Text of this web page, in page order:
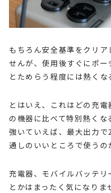
もちろん安全基準をクリ
せんが、使用後すぐにポ
とためらう程度には熱くな
とはいえ、これはどの充
の機器に比べて特別熱くな
強いていえば、最大出力
通しのいいところで使うの
充電器、モバイルバッテ
とかはまったく気になり